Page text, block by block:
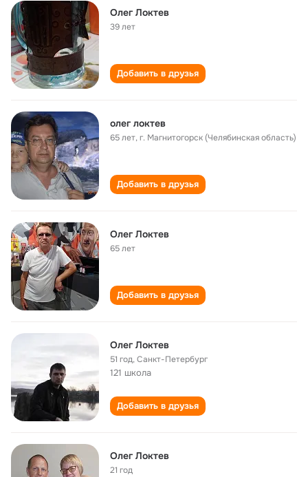
Олег Локтев
39 лет
Добавить в друзья
олег локтев
65 лет,г. Магнитогорск (Челябинская область)
Добавить в друзья
Олег Локтев
65 лет
Добавить в друзья
Олег Локтев
51 год,Санкт-Петербург
121 школа
Добавить в друзья
Олег Локтев
21 год